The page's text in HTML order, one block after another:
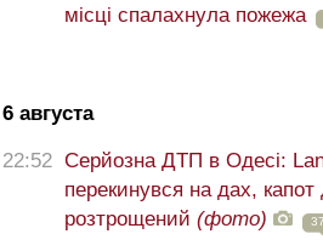
місці спалахнула пожежа
6 августа
22:52 Серйозна ДТП в Одесі:
перекинувся на дах,
розтрощений (фото) 37